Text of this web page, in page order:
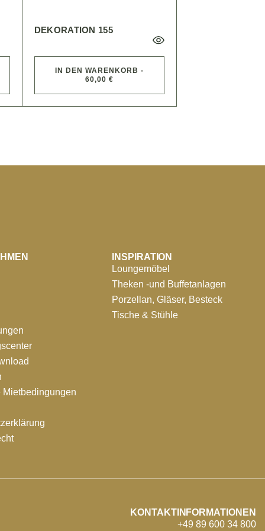
DEKORATION 155
IN DEN WARENKORB -
60,00 €
INSPIRATION
Loungemöbel
Theken -und Buffetanlagen
Porzellan, Gläser, Besteck
Tische & Stühle
KONTAKTINFORMATIONEN
+49 89 600 34 800